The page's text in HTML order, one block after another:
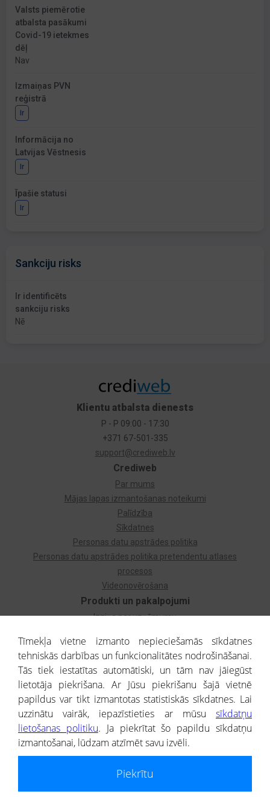
Valsts piemērotie
atbalsta pasākumi
Covid-19 ietekmes
dēļ
Nav
Izmaiņas PVN
reģistrā
Ir
Informācija no
Latvijas Vēstnesis
Ir
Īpašie statusi
Ir
Sankciju risks
Ir identificēts
sankciju risks
Nē
Produkti un pakalpojumi
Izziņa par uzņēmumu
Dzimtas koks
Uzņēmumu atlase
Monitorings
Kredītizziņa par ārvalstu uzņēmumiem
Crediweb
Par mums
Mājas lapas izmantošanas noteikumi
Palīdzība
Sīkdatnes
Personas datu apstrādes politika
Personas datu apstrādes politika pretendentu atlases
procesos
Videonovērošana
Klientu atbalsta dienests
P - P 09:00 - 17:30
+371 67-501-335
support@crediweb.lv
® CREDITREFORM Latvija
SIA
Portāla ietvaros saņemtajai informācijai ir uzziņas raksturs, un tai nav
Tīmekļa vietne izmanto nepieciešamās sīkdatnes
tehniskās darbības un funkcionalitātes nodrošināšanai.
Tās tiek iestatītas automātiski, un tām nav jāiegūst
lietotāja piekrišana. Ar Jūsu piekrišanu šajā vietnē
papildus var tikt izmantotas statistiskās sīkdatnes. Lai
uzzinātu vairāk, iepazīstieties ar mūsu sīkdatņu
lietošanas politiku. Ja piekrītat šo papildu sīkdatņu
izmantošanai, lūdzam atzīmēt savu izvēli.
Piekrītu